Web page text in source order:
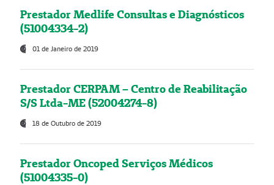
Prestador Medlife Consultas e Diagnósticos
(51004334-2)
01 de Janeiro de 2019
Prestador CERPAM – Centro de Reabilitação
S/S Ltda-ME (52004274-8)
18 de Outubro de 2019
Prestador Oncoped Serviços Médicos
(51004335-0)